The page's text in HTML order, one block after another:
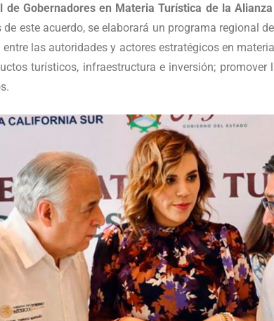
de Gobernadores en Materia Turística de la
este acuerdo, se elaborará un programa regional
las autoridades y actores estratégicos en
turísticos, infraestructura e inversión;